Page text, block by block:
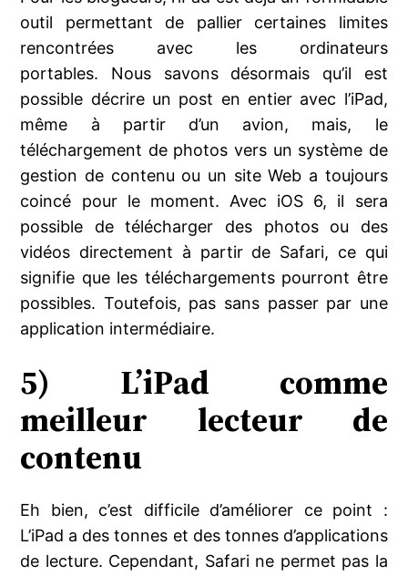
outil permettant de pallier certaines limites
rencontrées avec les ordinateurs
portables. Nous savons désormais qu’il est
possible décrire un post en entier avec l’iPad,
même à partir d’un avion, mais, le
téléchargement de photos vers un système de
gestion de contenu ou un site Web a toujours
coincé pour le moment. Avec iOS 6, il sera
possible de télécharger des photos ou des
vidéos directement à partir de Safari, ce qui
signifie que les téléchargements pourront être
possibles. Toutefois, pas sans passer par une
application intermédiaire.
5) L’iPad comme
meilleur lecteur de
contenu
Eh bien, c’est difficile d’améliorer ce point :
L’iPad a des tonnes et des tonnes d’applications
de lecture. Cependant, Safari ne permet pas la